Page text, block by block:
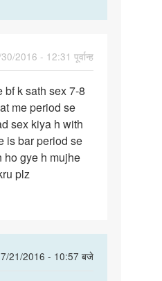
2016 - 12:31 पूर्वान्ह
bf k sath sex 7-8
me period se
sex kiya h with
is bar period se
ho gye h mujhe
plz
21/2016 - 10:57 बजे